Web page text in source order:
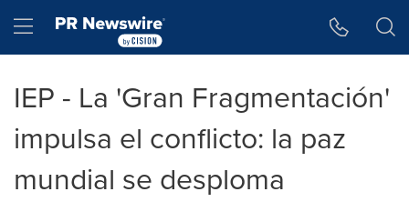
Hamburger menu
IEP - La 'Gran Fragmentación'
impulsa el conflicto: la paz
mundial se desploma